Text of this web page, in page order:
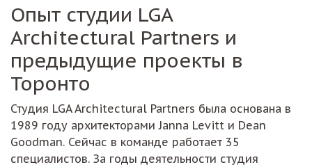
Опыт студии LGA
Architectural Partners и
предыдущие проекты в
Торонто
Студия LGA Architectural Partners была основана в
1989 году архитекторами Janna Levitt и Dean
Goodman. Сейчас в команде работает 35
специалистов. За годы деятельности студия